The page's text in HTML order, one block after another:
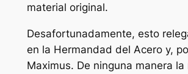
material original.
Desafortunadamente, esto
en la Hermandad del Acero y,
Maximus. De ninguna manera la